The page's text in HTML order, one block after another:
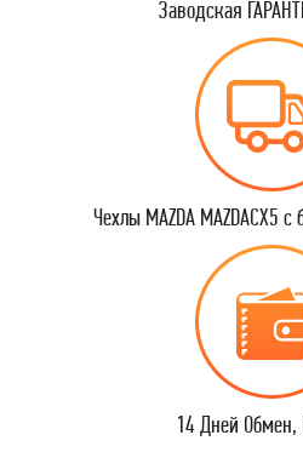
Заводская
Чехлы MAZDA MAZDACX5
14 Дней Обмен,